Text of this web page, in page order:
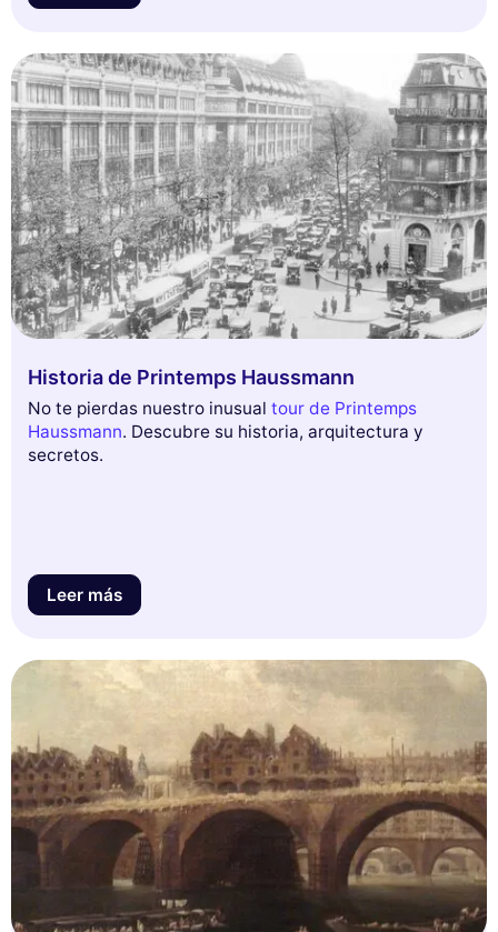
Historia de Printemps Haussmann
No te pierdas nuestro inusual tour de Printemps
Haussmann. Descubre su historia, arquitectura y
secretos.
Leer más